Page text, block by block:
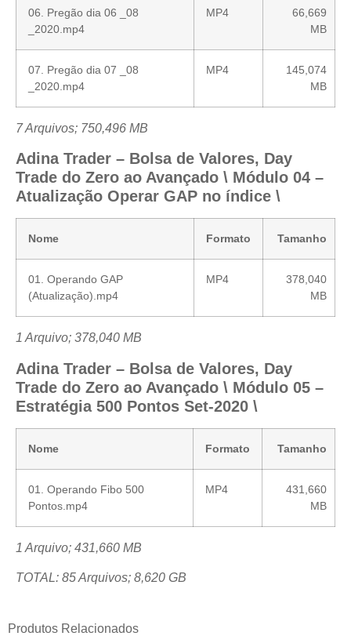
06. Pregão dia 06 _08
_2020.mp4
MP4
66,669
MB
07. Pregão dia 07 _08
_2020.mp4
MP4
145,074
MB
7 Arquivos; 750,496 MB
Adina Trader – Bolsa de Valores, Day
Trade do Zero ao Avançado \ Módulo 04 –
Atualização Operar GAP no índice \
Nome Formato Tamanho
01. Operando GAP
(Atualização).mp4
MP4
378,040
MB
1 Arquivo; 378,040 MB
Adina Trader – Bolsa de Valores, Day
Trade do Zero ao Avançado \ Módulo 05 –
Estratégia 500 Pontos Set-2020 \
Nome Formato Tamanho
01. Operando Fibo 500
Pontos.mp4
MP4
431,660
MB
1 Arquivo; 431,660 MB
TOTAL: 85 Arquivos; 8,620 GB
Produtos Relacionados